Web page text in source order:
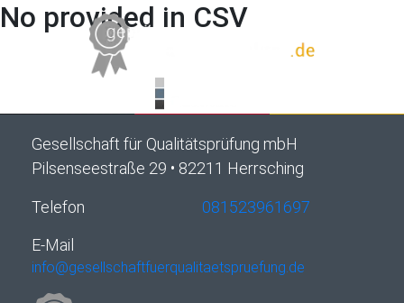
No provided in CSV
Gesellschaft für Qualitätsprüfung mbH
Pilsenseestraße 29 • 82211 Herrsching
Telefon
081523961697
E-Mail
info@gesellschaftfuerqualitaetspruefung.de